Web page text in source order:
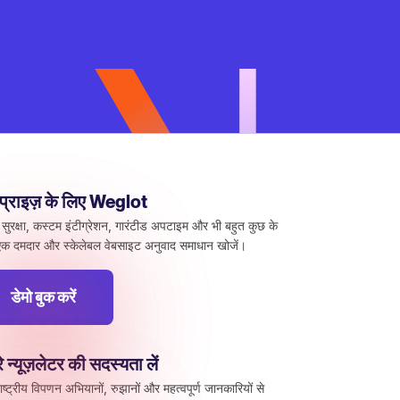
के लिए Weglot
कस्टम इंटीग्रेशन, गारंटीड अपटाइम और भी बहुत कुछ के
दमदार और स्केलेबल वेबसाइट अनुवाद समाधान खोजें।
डेमो बुक करें
न्यूज़लेटर की सदस्यता लें
विपणन अभियानों, रुझानों और महत्वपूर्ण जानकारियों से